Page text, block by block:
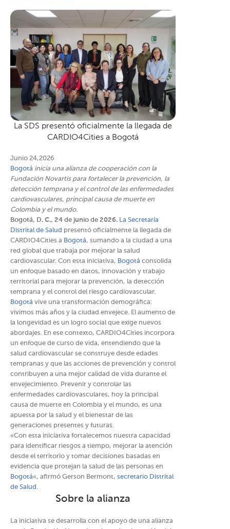
La SDS presentó oficialmente la llegada de
CARDIO4Cities a Bogotá
Junio 24,2026
Bogotá inicia una alianza de cooperación con la
Fundación Novartis para fortalecer la prevención, la
detección temprana y el control de las enfermedades
cardiovasculares, principal causa de muerte en
Colombia y el mundo.
Bogotá, D. C., 24 de junio de 2026.
La Secretaría
Distrital de Salud presentó oficialmente la llegada de
CARDIO4Cities a Bogotá, sumando a la ciudad a una
red global que trabaja por mejorar la salud
cardiovascular. Con esta iniciativa, Bogotá consolida
un enfoque basado en datos, innovación y trabajo
territorial para mejorar la prevención, la detección
temprana y el control del riesgo cardiovascular.
Bogotá vive una transformación demográfica:
vivimos más años y la ciudad envejece. El aumento de
la longevidad es un logro social que exige nuevos
abordajes. En ese contexto, CARDIO4Cities incorpora
un enfoque de curso de vida, entendiendo que la
salud cardiovascular se construye desde edades
tempranas y que las acciones de prevención y control
contribuyen a una mejor calidad de vida durante el
envejecimiento. Prevenir y controlar las
enfermedades cardiovasculares, hoy la principal
causa de muerte en Colombia y el mundo, es una
apuesta por la salud y el bienestar de las
generaciones presentes y futuras.
«Con esta iniciativa fortalecemos nuestra capacidad
para identificar riesgos a tiempo, mejorar la atención
desde el territorio y tomar decisiones basadas en
evidencia que protejan la salud de las personas en
Bogotá«, afirmó Gerson Bermont, secretario Distrital
de Salud.
Sobre la alianza
La iniciativa se desarrolla con el apoyo de una alianza